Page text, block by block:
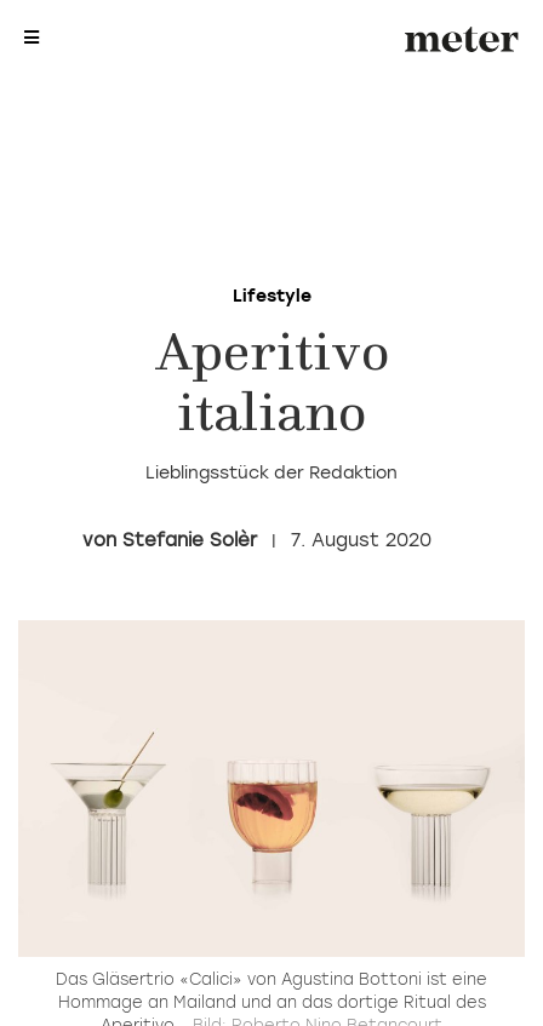
Lifestyle
Aperitivo
italiano
Lieblingsstück der Redaktion
Stefanie Solèr 7. August 2020
Das Gläsertrio «Calici» von Agustina Bottoni ist eine
Hommage an Mailand und an das dortige Ritual des